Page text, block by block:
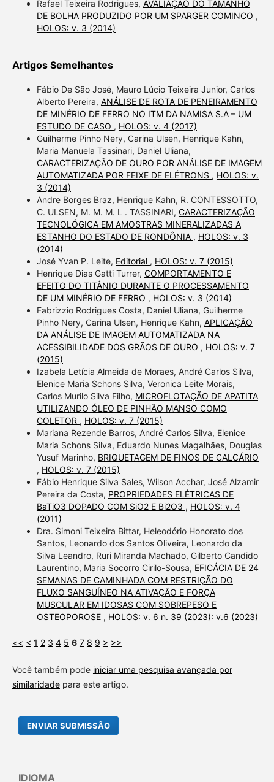
Rafael Teixeira Rodrigues, AVALIAÇÃO DO TAMANHO
DE BOLHA PRODUZIDO POR UM SPARGER COMINCO ,
HOLOS: v. 3 (2014)
Artigos Semelhantes
Fábio De São José, Mauro Lúcio Teixeira Junior, Carlos
Alberto Pereira, ANÁLISE DE ROTA DE PENEIRAMENTO
DE MINÉRIO DE FERRO NO ITM DA NAMISA S.A – UM
ESTUDO DE CASO , HOLOS: v. 4 (2017)
Guilherme Pinho Nery, Carina Ulsen, Henrique Kahn,
Maria Manuela Tassinari, Daniel Uliana,
CARACTERIZAÇÃO DE OURO POR ANÁLISE DE IMAGEM
AUTOMATIZADA POR FEIXE DE ELÉTRONS , HOLOS: v.
3 (2014)
Andre Borges Braz, Henrique Kahn, R. CONTESSOTTO,
C. ULSEN, M. M. M. L . TASSINARI, CARACTERIZAÇÃO
TECNOLÓGICA EM AMOSTRAS MINERALIZADAS A
ESTANHO DO ESTADO DE RONDÔNIA , HOLOS: v. 3
(2014)
José Yvan P. Leite, Editorial , HOLOS: v. 7 (2015)
Henrique Dias Gatti Turrer, COMPORTAMENTO E
EFEITO DO TITÂNIO DURANTE O PROCESSAMENTO
DE UM MINÉRIO DE FERRO , HOLOS: v. 3 (2014)
Fabrizzio Rodrigues Costa, Daniel Uliana, Guilherme
Pinho Nery, Carina Ulsen, Henrique Kahn, APLICAÇÃO
DA ANÁLISE DE IMAGEM AUTOMATIZADA NA
ACESSIBILIDADE DOS GRÃOS DE OURO , HOLOS: v. 7
(2015)
Izabela Letícia Almeida de Moraes, André Carlos Silva,
Elenice Maria Schons Silva, Veronica Leite Morais,
Carlos Murilo Silva Filho, MICROFLOTAÇÃO DE APATITA
UTILIZANDO ÓLEO DE PINHÃO MANSO COMO
COLETOR , HOLOS: v. 7 (2015)
Mariana Rezende Barros, André Carlos Silva, Elenice
Maria Schons Silva, Eduardo Nunes Magalhães, Douglas
Yusuf Marinho, BRIQUETAGEM DE FINOS DE CALCÁRIO
, HOLOS: v. 7 (2015)
Fábio Henrique Silva Sales, Wilson Acchar, José Alzamir
Pereira da Costa, PROPRIEDADES ELÉTRICAS DE
BaTiO3 DOPADO COM SiO2 E Bi2O3 , HOLOS: v. 4
(2011)
Dra. Simoni Teixeira Bittar, Heleodório Honorato dos
Santos, Leonardo dos Santos Oliveira, Leonardo da
Silva Leandro, Ruri Miranda Machado, Gilberto Candido
Laurentino, Maria Socorro Cirilo-Sousa, EFICÁCIA DE 24
SEMANAS DE CAMINHADA COM RESTRIÇÃO DO
FLUXO SANGUÍNEO NA ATIVAÇÃO E FORÇA
MUSCULAR EM IDOSAS COM SOBREPESO E
OSTEOPOROSE , HOLOS: v. 6 n. 39 (2023): v.6 (2023)
<< < 1 2 3 4 5 6 7 8 9 > >>
Você também pode iniciar uma pesquisa avançada por
similaridadepara este artigo.
ENVIAR SUBMISSÃO
IDIOMA